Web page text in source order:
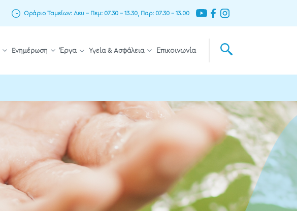
Ωράριο Ταμείων: Δευ – Πεμ: 07.30 – 13.30, Παρ: 07.30 – 13.00
Ενημέρωση Έργα Υγεία & Ασφάλεια Επικοινωνία